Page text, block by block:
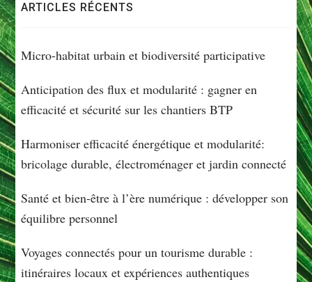
ARTICLES RÉCENTS
Micro-habitat urbain et biodiversité participative
Anticipation des flux et modularité : gagner en
efficacité et sécurité sur les chantiers BTP
Harmoniser efficacité énergétique et modularité:
bricolage durable, électroménager et jardin connecté
Santé et bien-être à l’ère numérique : développer son
équilibre personnel
Voyages connectés pour un tourisme durable :
itinéraires locaux et expériences authentiques